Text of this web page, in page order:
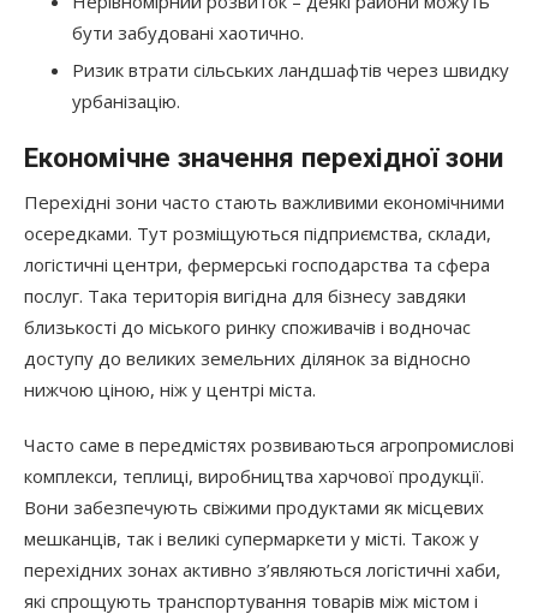
бути забудовані хаотично.
Ризик втрати сільських ландшафтів через швидку
урбанізацію.
Економічне значення перехідної зони
Перехідні зони часто стають важливими економічними
осередками. Тут розміщуються підприємства, склади,
логістичні центри, фермерські господарства та сфера
послуг. Така територія вигідна для бізнесу завдяки
близькості до міського ринку споживачів і водночас
доступу до великих земельних ділянок за відносно
нижчою ціною, ніж у центрі міста.
Часто саме в передмістях розвиваються агропромислові
комплекси, теплиці, виробництва харчової продукції.
Вони забезпечують свіжими продуктами як місцевих
мешканців, так і великі супермаркети у місті. Також у
перехідних зонах активно з’являються логістичні хаби,
які спрощують транспортування товарів між містом і